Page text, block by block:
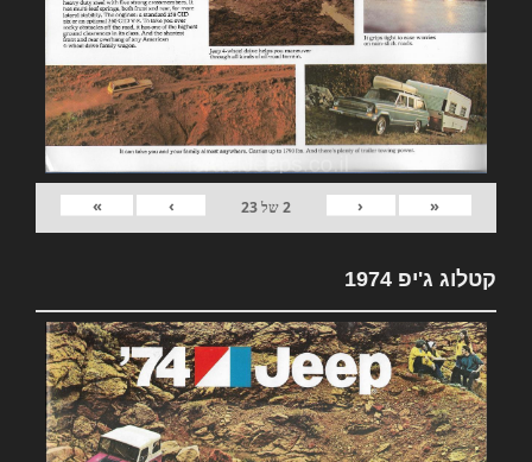
«
‹
2של23
›
»
קטלוג ג'יפ 1974